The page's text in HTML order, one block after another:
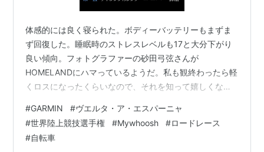
体感的には良く寝られた。ボディーバッテリーもまずま
ず回復した。睡眠時のストレスレベルも17と大分下がり
良い傾向。フォトグラファーの砂田弓弦さんが
HOMELANDにハマっているようだ。私も観終わったら軽
くロスになったくらいなので、それを知って嬉しくなっ
ステージ。カハルラルの選手の1人逃げで進行。逃げが捕
まってからも単発の逃げはあったが全て捕まり集団スプ
リントへ。アルペシンの完璧なリードアウトからフィリ
#GARMIN #ヴエルタ・ア・エスパーニャ
#世界陸上競技選手権 #Mywhoosh #ロードレース
#自転車